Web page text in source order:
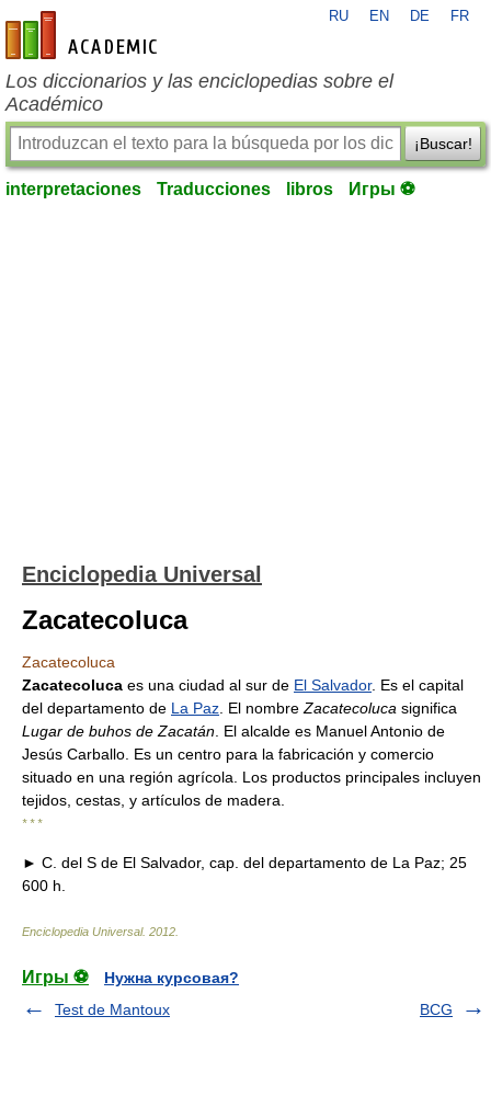
es-academic.com
RU EN DE FR
Los diccionarios y las enciclopedias sobre el
Académico
¡Buscar!
interpretaciones Traducciones libros Игры ⚽
Enciclopedia Universal
Zacatecoluca
Zacatecoluca
Zacatecoluca es una ciudad al sur de El Salvador. Es el capital
del departamento de La Paz . El nombre Zacatecoluca significa
Lugar de buhos de Zacatán . El alcalde es Manuel Antonio de
Jesús Carballo. Es un centro para la fabricación y comercio
situado en una región agrícola. Los productos principales incluyen
tejidos, cestas, y artículos de madera.
* * *
► C. del S de El Salvador, cap. del departamento de La Paz; 25
600 h.
Enciclopedia Universal. 2012
Игры ⚽
Нужна курсовая?
Test de Mantoux
BCG